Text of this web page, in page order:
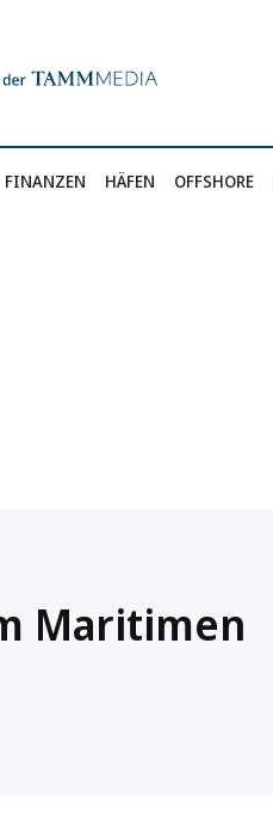
FINANZEN HÄFEN OFFSHORE
Maritimen